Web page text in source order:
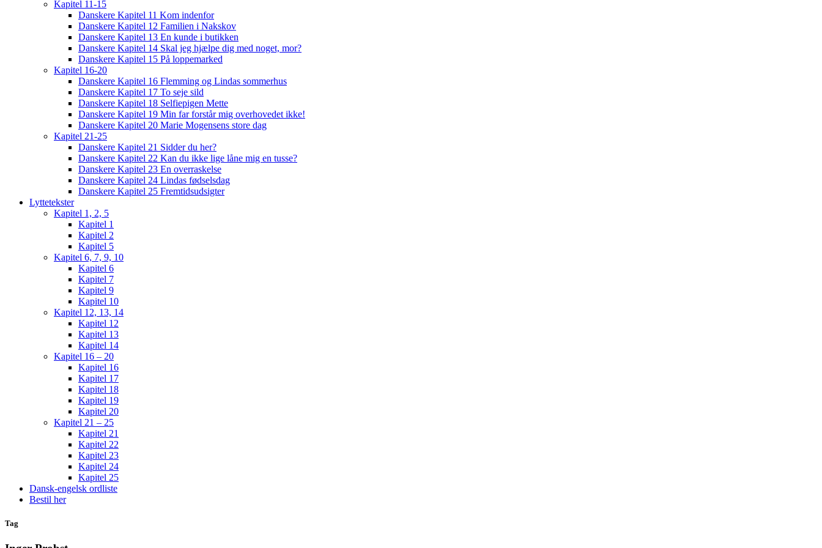
Kapitel 11-15
Danskere Kapitel 11 Kom indenfor
Danskere Kapitel 12 Familien i Nakskov
Danskere Kapitel 13 En kunde i butikken
Danskere Kapitel 14 Skal jeg hjælpe dig med noget, mor?
Danskere Kapitel 15 På loppemarked
Kapitel 16-20
Danskere Kapitel 16 Flemming og Lindas sommerhus
Danskere Kapitel 17 To seje sild
Danskere Kapitel 18 Selfiepigen Mette
Danskere Kapitel 19 Min far forstår mig overhovedet ikke!
Danskere Kapitel 20 Marie Mogensens store dag
Kapitel 21-25
Danskere Kapitel 21 Sidder du her?
Danskere Kapitel 22 Kan du ikke lige låne mig en tusse?
Danskere Kapitel 23 En overraskelse
Danskere Kapitel 24 Lindas fødselsdag
Danskere Kapitel 25 Fremtidsudsigter
Lyttetekster
Kapitel 1, 2, 5
Kapitel 1
Kapitel 2
Kapitel 5
Kapitel 6, 7, 9, 10
Kapitel 6
Kapitel 7
Kapitel 9
Kapitel 10
Kapitel 12, 13, 14
Kapitel 12
Kapitel 13
Kapitel 14
Kapitel 16 – 20
Kapitel 16
Kapitel 17
Kapitel 18
Kapitel 19
Kapitel 20
Kapitel 21 – 25
Kapitel 21
Kapitel 22
Kapitel 23
Kapitel 24
Kapitel 25
Dansk-engelsk ordliste
Bestil her
Tag